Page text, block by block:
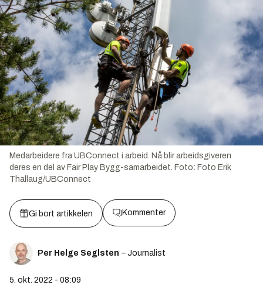
Medarbeidere fra UBConnect i arbeid. Nå blir arbeidsgiveren
deres en del av Fair Play Bygg-samarbeidet. Foto: Foto Erik
Thallaug/UBConnect
Gi bort artikkelen Kommenter
Per Helge Seglsten – Journalist
5. okt. 2022 - 08:09